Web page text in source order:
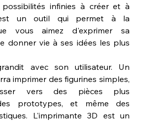
infinies à créer et à
un outil qui permet à la
vous aimez d'exprimer sa
donner vie à ses idées les plus
avec son utilisateur. Un
imprimer des figurines simples,
vers des pièces plus
prototypes, et même des
L'imprimante 3D est un